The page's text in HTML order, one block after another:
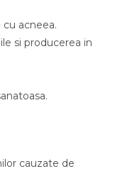
acneea.
si producerea in
cauzate de